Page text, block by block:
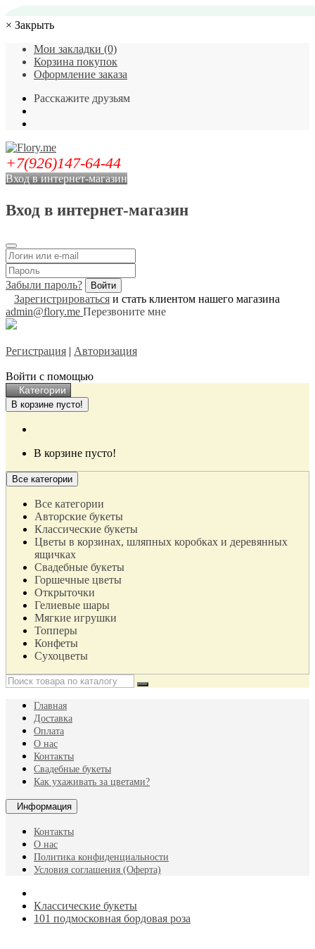
× Закрыть
Мои закладки (0)
Корзина покупок
Оформление заказа
Расскажите друзьям
+7(926)147-64-44
Вход в интернет-магазин
Вход в интернет-магазин
Забыли пароль?
Зарегистрироваться и стать клиентом нашего магазина
admin@flory.me Перезвоните мне
Регистрация | Авторизация
Войти с помощью
Категории
В корзине пусто!
В корзине пусто!
Все категории
Все категории
Авторские букеты
Классические букеты
Цветы в корзинах, шляпных коробках и деревянных
ящичках
Свадебные букеты
Горшечные цветы
Открыточки
Гелиевые шары
Мягкие игрушки
Топперы
Конфеты
Сухоцветы
Главная
Доставка
Оплата
О нас
Контакты
Свадебные букеты
Как ухаживать за цветами?
Информация
Контакты
О нас
Политика конфиденциальности
Условия соглашения (Оферта)
Классические букеты
101 подмосковная бордовая роза